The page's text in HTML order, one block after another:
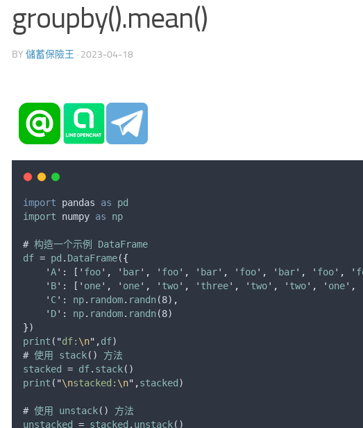
groupby().mean()
BY 儲蓄保險王 · 2023-04-18
import pandas as
pd
import
numpy as np
# 构造一个示例
DataFrame
df = pd . DataFrame({
    '
A': [' foo' , ' bar' , ' foo' , ' bar' , ' foo' , ' bar' , ' foo' , '
    '
B': [' one' , ' one' , ' two' , ' three' , ' two' , ' two' , ' one' ,
    '
C': np. random. randn(8) ,
    '
D': np. random. randn(8)
})
print ( "df: \n" ,df)
# 使用 stack() 方法
stacked
= df. stack()
print ( "\nstacked: \n" ,stacked )
# 使用 unstack() 方法
unstacked
= stacked . unstack()